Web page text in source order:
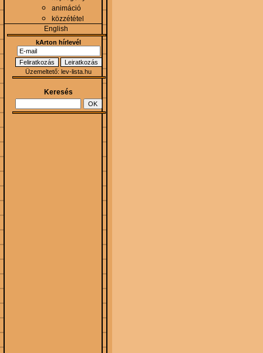
animáció
közzététel
English
kArton hírlevél
Üzemeltető: lev-lista.hu
Keresés